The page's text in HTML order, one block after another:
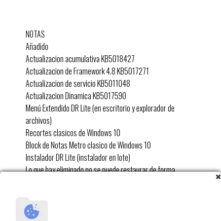
NOTAS
Añadido
Actualizacion acumulativa KB5018427
Actualizacion de Framework 4.8 KB5017271
Actualizacion de servicio KB5011048
Actualizacion Dinamica KB5017590
Menú Extendido DR Lite (en escritorio y explorador de
archivos)
Recortes clasicos de Windows 10
Block de Notas Metro clasico de Windows 10
Instalador DR Lite (instalador en lote)
Lo que hay eliminado no se puede restaurar de forma
para disponer del Panel de Control de Graficos